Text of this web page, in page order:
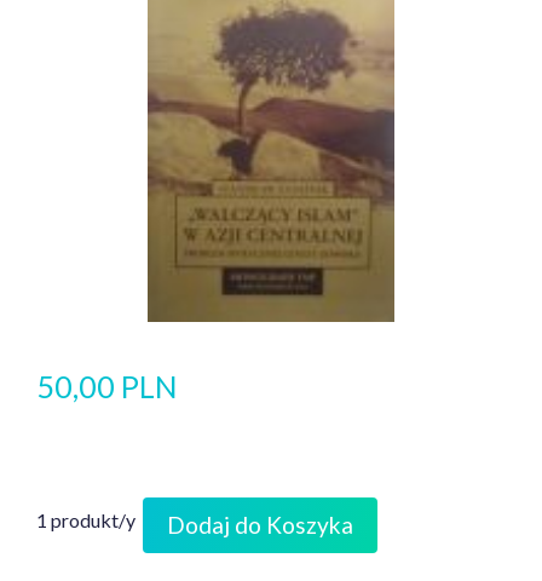
50,00 PLN
1 produkt/y Dodaj do Koszyka